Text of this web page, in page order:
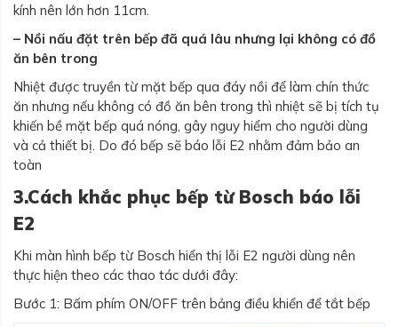
kính nên lớn hơn 11cm.
– Nồi nấu đặt trên bếp đã quá lâu nhưng lại không có đồ
ăn bên trong
Nhiệt được truyền từ mặt bếp qua đáy nồi để làm chín thức
ăn nhưng nếu không có đồ ăn bên trong thì nhiệt sẽ bị tích tụ
khiến bề mặt bếp quá nóng, gây nguy hiểm cho người dùng
và cả thiết bị. Do đó bếp sẽ báo lỗi E2 nhằm đảm bảo an
toàn
3.Cách khắc phục bếp từ Bosch báo lỗi
E2
Khi màn hình bếp từ Bosch hiển thị lỗi E2 người dùng nên
thực hiện theo các thao tác dưới đây:
Bước 1: Bấm phím ON/OFF trên bảng điều khiển để tắt bếp